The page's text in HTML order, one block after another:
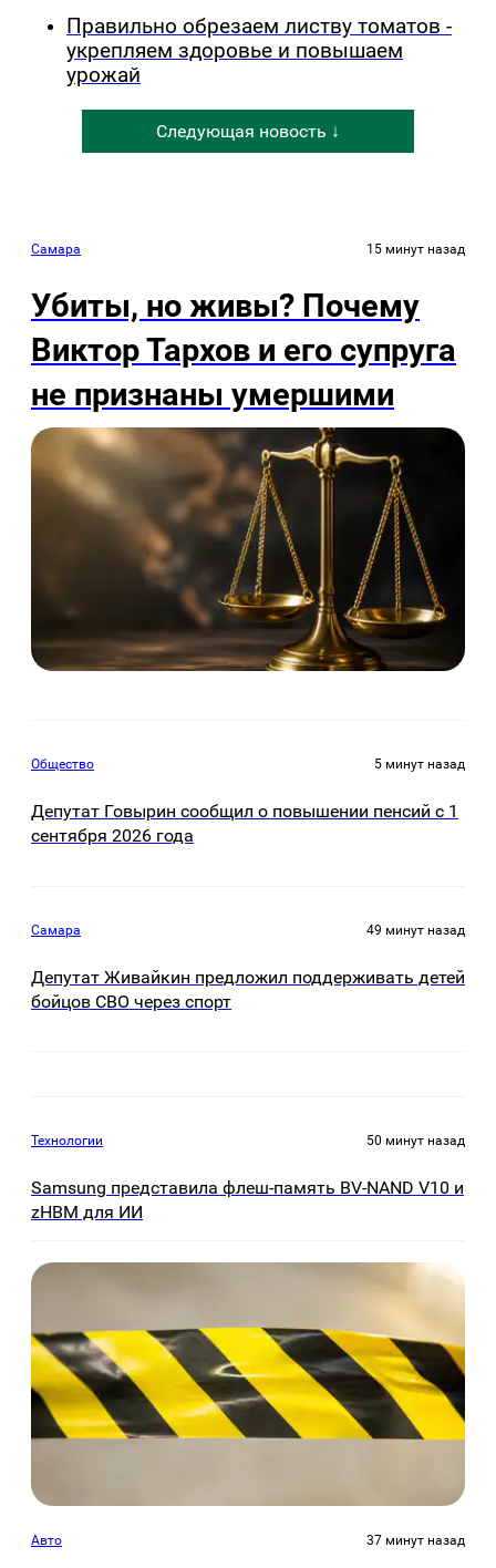
Правильно обрезаем листву томатов -
укрепляем здоровье и повышаем
урожай
Следующая новость ↓
Самара 15 минут назад
Убиты, но живы? Почему
Виктор Тархов и его супруга
не признаны умершими
Общество 5 минут назад
Депутат Говырин сообщил о повышении пенсий с 1
сентября 2026 года
Самара 49 минут назад
Депутат Живайкин предложил поддерживать детей
бойцов СВО через спорт
Технологии 50 минут назад
Samsung представила флеш-память BV-NAND V10 и
zHBM для ИИ
Авто 37 минут назад